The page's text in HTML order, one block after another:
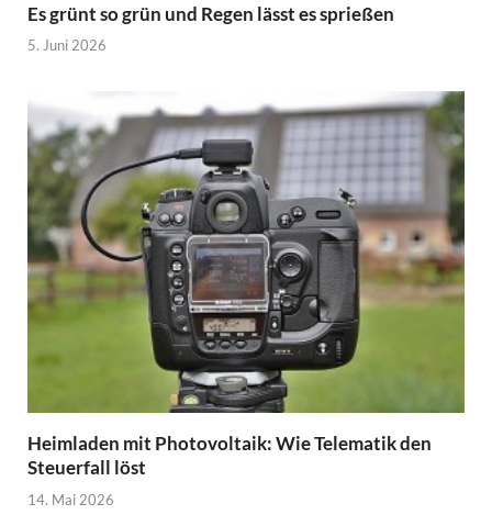
Es grünt so grün und Regen lässt es sprießen
5. Juni 2026
Heimladen mit Photovoltaik: Wie Telematik den
Steuerfall löst
14. Mai 2026